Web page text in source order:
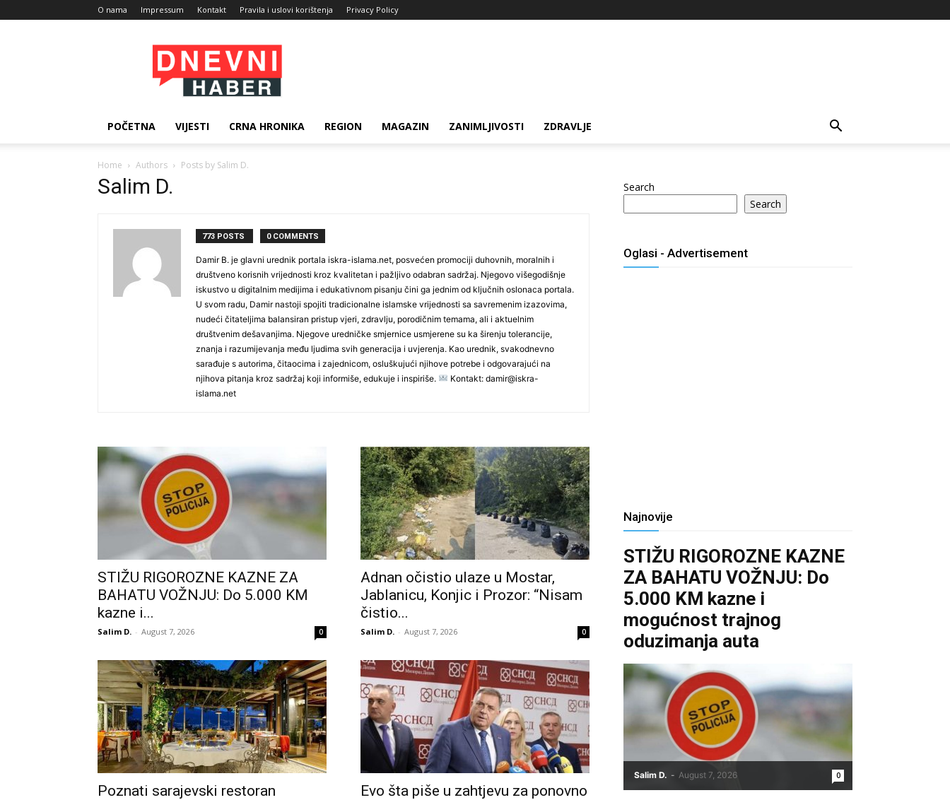
O nama Impressum Kontakt Pravila i uslovi korištenja Privacy Policy
Dnevni
Haber
POČETNA VIJESTI CRNA HRONIKA REGION MAGAZIN ZANIMLJIVOSTI ZDRAVLJE
Home Authors Posts by Salim D.
Salim D.
773 POSTS 0 COMMENTS
Damir B. je glavni urednik portala iskra-islama.net, posvećen promociji duhovnih, moralnih i
društveno korisnih vrijednosti kroz kvalitetan i pažljivo odabran sadržaj. Njegovo višegodišnje
iskustvo u digitalnim medijima i edukativnom pisanju čini ga jednim od ključnih oslonaca portala.
U svom radu, Damir nastoji spojiti tradicionalne islamske vrijednosti sa savremenim izazovima,
nudeći čitateljima balansiran pristup vjeri, zdravlju, porodičnim temama, ali i aktuelnim
društvenim dešavanjima. Njegove uredničke smjernice usmjerene su ka širenju tolerancije,
znanja i razumijevanja među ljudima svih generacija i uvjerenja. Kao urednik, svakodnevno
sarađuje s autorima, čitaocima i zajednicom, osluškujući njihove potrebe i odgovarajući na
njihova pitanja kroz sadržaj koji informiše, edukuje i inspiriše.
Kontakt: damir@iskra-
islama.net
STIŽU RIGOROZNE KAZNE ZA
BAHATU VOŽNJU: Do 5.000 KM
kazne i...
Salim D. - August 7, 2026 0
Adnan očistio ulaze u Mostar,
Jablanicu, Konjic i Prozor: “Nisam
čistio...
Salim D. - August 7, 2026 0
Poznati sarajevski restoran
Evo šta piše u zahtjevu za ponovno
Search
Search
Oglasi - Advertisement
Najnovije
STIŽU RIGOROZNE KAZNE
ZA BAHATU VOŽNJU: Do
5.000 KM kazne i
mogućnost trajnog
oduzimanja auta
Salim D. - August 7, 2026 0